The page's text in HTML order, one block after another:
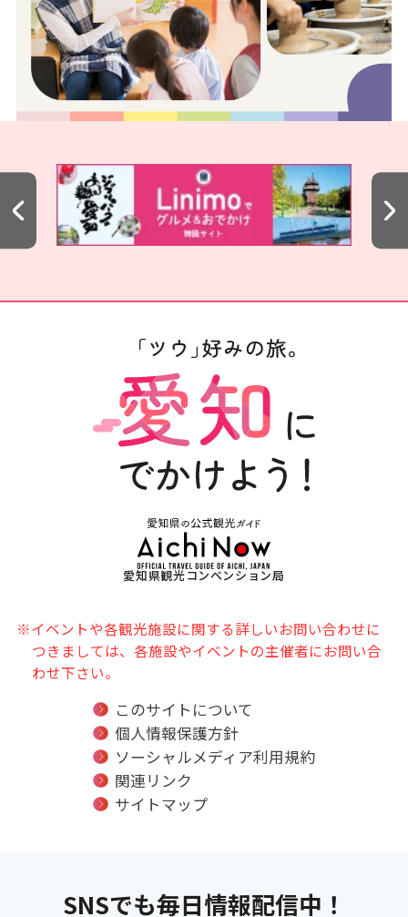
愛知県観光コンベンション局
※イベントや各観光施設に関する詳しいお問い合わせに
つきましては、各施設やイベントの主催者にお問い合
わせ下さい。
このサイトについて
個人情報保護方針
ソーシャルメディア利用規約
関連リンク
サイトマップ
SNSでも毎日情報配信中！